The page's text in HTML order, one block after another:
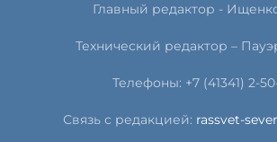
Главный редактор -
Технический редактор –
Телефоны: +7 (41341) 2-
Связь с редакцией: rassvet-